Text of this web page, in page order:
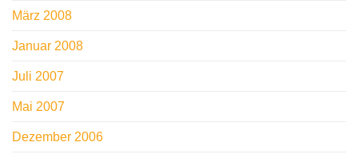
März 2008
Januar 2008
Juli 2007
Mai 2007
Dezember 2006